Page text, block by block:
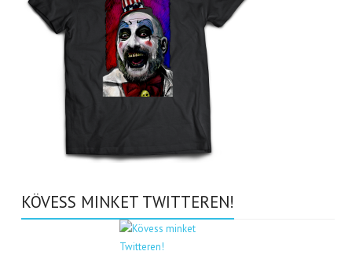
KÖVESS MINKET TWITTEREN!